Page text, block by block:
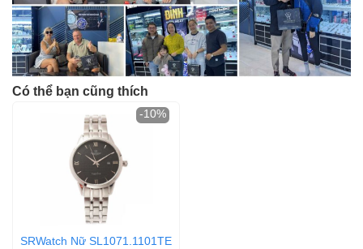
Có thể bạn cũng thích
SRWatch Nữ SL1071.1101TE
-10%